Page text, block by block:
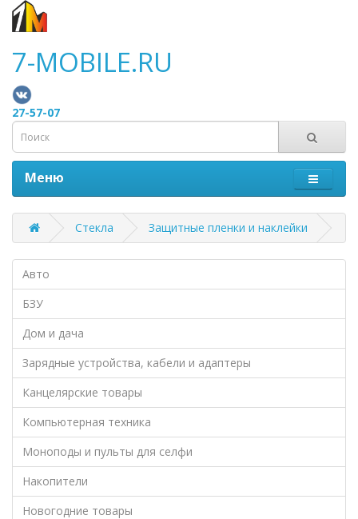
7-MOBILE.RU
27-57-07
Меню
Стекла Защитные пленки и наклейки
Авто
БЗУ
Дом и дача
Зарядные устройства, кабели и адаптеры
Канцелярские товары
Компьютерная техника
Моноподы и пульты для селфи
Накопители
Новогодние товары